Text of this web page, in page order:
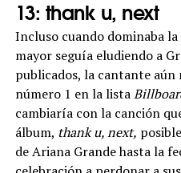
13: thank u, next
Incluso cuando dominaba la
mayor seguía eludiendo a
publicados, la cantante aún
número 1 en la lista
cambiaría con la canción
álbum, thank u, next,
de Ariana Grande hasta la